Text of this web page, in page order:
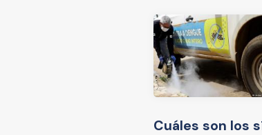
Cuáles son los